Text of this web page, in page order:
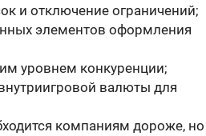
и отключение ограничений;
элементов оформления
уровнем конкуренции;
валюты для
компаниям дороже, но